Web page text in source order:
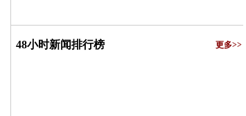
48小时新闻排行榜 更多>>